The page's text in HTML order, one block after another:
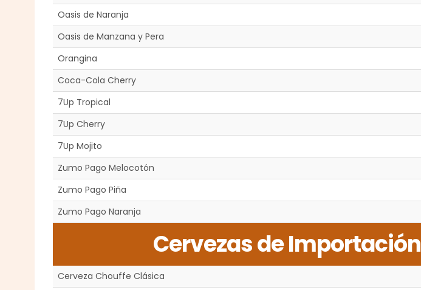
Oasis de Naranja
Oasis de Manzana y Pera
Orangina
Coca-Cola Cherry
7Up Tropical
7Up Cherry
7Up Mojito
Zumo Pago Melocotón
Zumo Pago Piña
Zumo Pago Naranja
Cervezas de Importación
Cerveza Chouffe Clásica